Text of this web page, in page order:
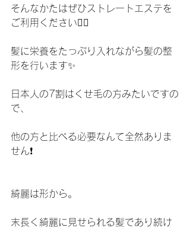
そんなかたはぜひストレートエステを
ご利用ください💆‍♀️
髪に栄養をたっぷり入れながら髪の整
形を行います✨
日本人の7割はくせ毛の方みたいですの
で、
他の方と比べる必要なんて全然ありま
せん❗️
綺麗は形から。
末長く綺麗に見せられる髪であり続け